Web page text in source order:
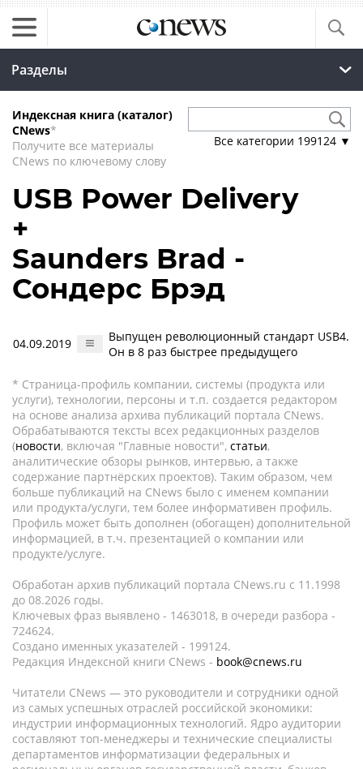
Разделы
Индексная книга (каталог)
CNews*
Получите все материалы
CNews по ключевому слову
Все категории 199124 ▼
USB Power Delivery
+
Saunders Brad -
Сондерс Брэд
04.09.2019
Выпущен революционный стандарт USB4.
Он в 8 раз быстрее предыдущего
* Страница-профиль компании, системы (продукта или
услуги), технологии, персоны и т.п. создается редактором
на основе анализа архива публикаций портала CNews.
Обрабатываются тексты всех редакционных разделов
(новости, включая "Главные новости", статьи,
аналитические обзоры рынков, интервью, а также
содержание партнёрских проектов). Таким образом, чем
больше публикаций на CNews было с именем компании
или продукта/услуги, тем более информативен профиль.
Профиль может быть дополнен (обогащен) дополнительной
информацией, в т.ч. презентацией о компании или
продукте/услуге.
Обработан архив публикаций портала CNews.ru c 11.1998
до 08.2026 годы.
Ключевых фраз выявлено - 1463018, в очереди разбора -
724624.
Создано именных указателей - 199124.
Редакция Индексной книги CNews - book@cnews.ru
Читатели CNews — это руководители и сотрудники одной
из самых успешных отраслей российской экономики:
индустрии информационных технологий. Ядро аудитории
составляют топ-менеджеры и технические специалисты
департаментов информатизации федеральных и